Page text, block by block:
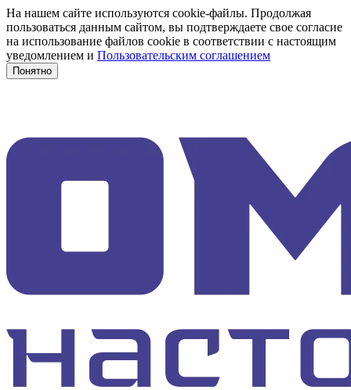
На нашем сайте используются cookie-файлы. Продолжая
пользоваться данным сайтом, вы подтверждаете свое согласие
на использование файлов cookie в соответствии с настоящим
уведомлением и Пользовательским соглашением
Понятно